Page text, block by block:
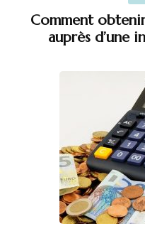
Comment
auprès d’une